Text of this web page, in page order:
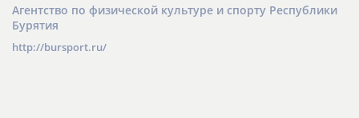
Агентство по физической культуре и спорту Республики
Бурятия
http://bursport.ru/